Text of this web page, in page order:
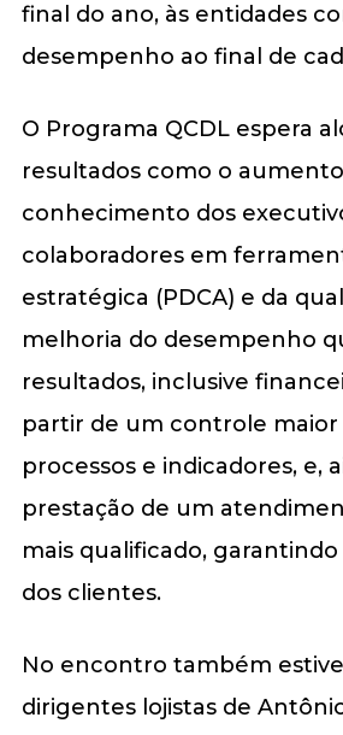
final do ano, às entidades
desempenho ao final de
O Programa QCDL espera
resultados como o
conhecimento dos
colaboradores em
estratégica (PDCA) e da
melhoria do desempenho
resultados, inclusive
partir de um controle maior
processos e indicadores, e,
prestação de um
mais qualificado, garantindo
dos clientes.
No encontro também
dirigentes lojistas de